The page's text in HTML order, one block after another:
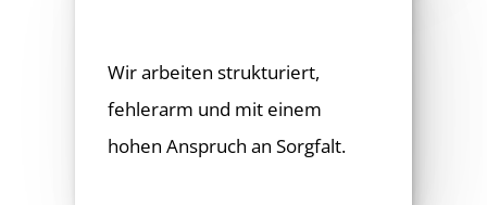
Wir arbeiten strukturiert,
fehlerarm und mit einem
hohen Anspruch an Sorgfalt.